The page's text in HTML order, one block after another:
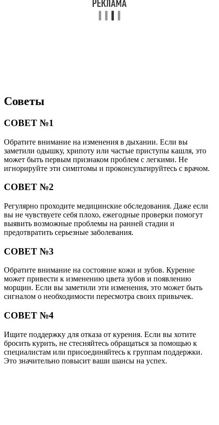
Советы
СОВЕТ №1
Обратите внимание на изменения в дыхании. Если вы
заметили одышку, хрипоту или частые приступы кашля, это
может быть первым признаком проблем с легкими. Не
игнорируйте эти симптомы и проконсультируйтесь с врачом.
СОВЕТ №2
Регулярно проходите медицинские обследования. Даже если
вы не чувствуете себя плохо, ежегодные проверки помогут
выявить возможные проблемы на ранней стадии и
предотвратить серьезные заболевания.
СОВЕТ №3
Обратите внимание на состояние кожи и зубов. Курение
может привести к изменению цвета зубов и появлению
морщин. Если вы заметили эти изменения, это может быть
сигналом о необходимости пересмотра своих привычек.
СОВЕТ №4
Ищите поддержку для отказа от курения. Если вы хотите
бросить курить, не стесняйтесь обращаться за помощью к
специалистам или присоединяйтесь к группам поддержки.
Это значительно повысит ваши шансы на успех.